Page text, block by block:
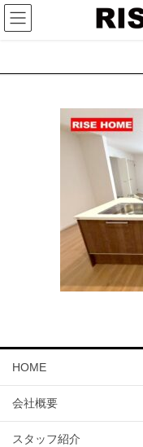
HOME
会社概要
スタッフ紹介